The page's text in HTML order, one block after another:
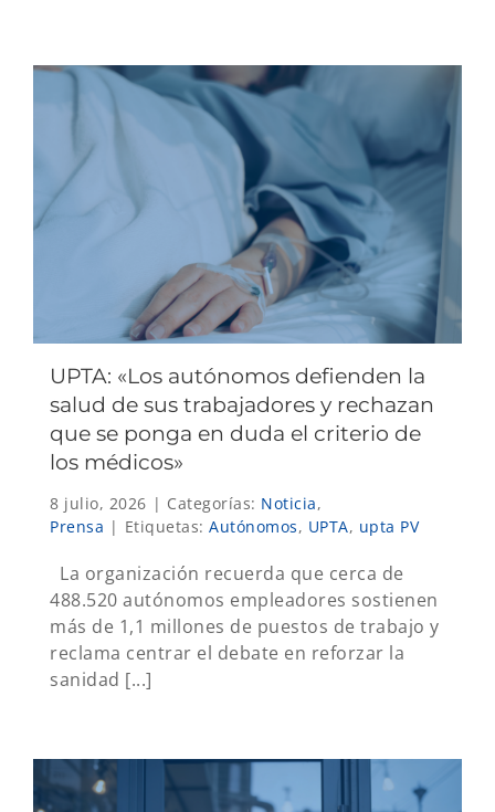
UPTA: «Los autónomos defienden la
salud de sus trabajadores y rechazan
que se ponga en duda el criterio de
los médicos»
8 julio, 2026 | Categorías: Noticia,
Prensa | Etiquetas: Autónomos, UPTA, upta PV
La organización recuerda que cerca de
488.520 autónomos empleadores sostienen
más de 1,1 millones de puestos de trabajo y
reclama centrar el debate en reforzar la
sanidad [...]